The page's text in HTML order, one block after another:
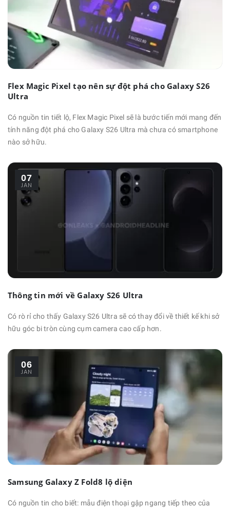
Flex Magic Pixel tạo nên sự đột phá cho Galaxy S26
Ultra
Có nguồn tin tiết lộ, Flex Magic Pixel sẽ là bước tiến mới mang đến
tính năng đột phá cho Galaxy S26 Ultra mà chưa có smartphone
nào sở hữu.
07
JAN
Thông tin mới về Galaxy S26 Ultra
Có rò rỉ cho thấy Galaxy S26 Ultra sẽ có thay đổi về thiết kế khi sở
hữu góc bi tròn cùng cụm camera cao cấp hơn.
06
JAN
Samsung Galaxy Z Fold8 lộ diện
Có nguồn tin cho biết: mẫu điện thoại gập ngang tiếp theo của